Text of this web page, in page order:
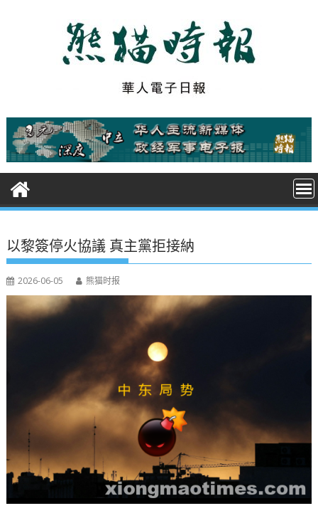
t
以黎簽停火協議 真主黨拒接納
2026-06-05 熊猫时报